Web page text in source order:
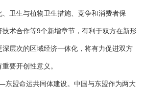
卫生与植物卫生措施、竞争和消费者保
术合作等9个新增章节，有利于双方在新形
层次的区域经济一体化，将有力促进双方
要开创性意义。
东盟命运共同体建设。中国与东盟作为两大